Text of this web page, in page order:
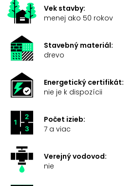
Vek stavby:
menej ako 50 rokov
Stavebný materiál:
drevo
Energetický certifikát:
nie je k dispozícii
Počet izieb:
7 a viac
Verejný vodovod:
nie